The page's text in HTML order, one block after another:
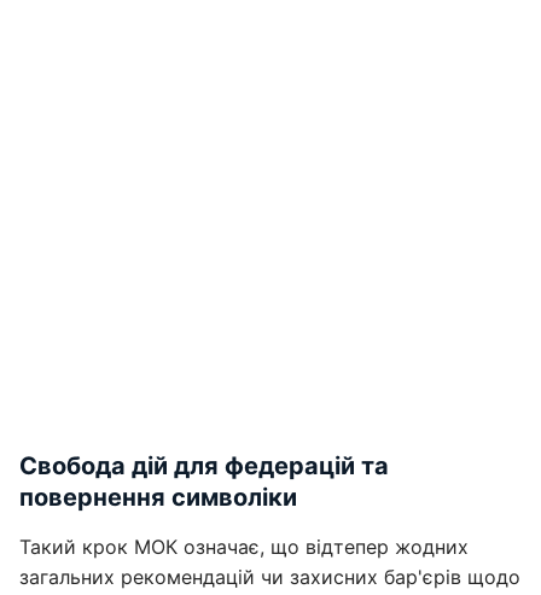
Свобода дій для федерацій та
повернення символіки
Такий крок МОК означає, що відтепер жодних
загальних рекомендацій чи захисних бар'єрів щодо